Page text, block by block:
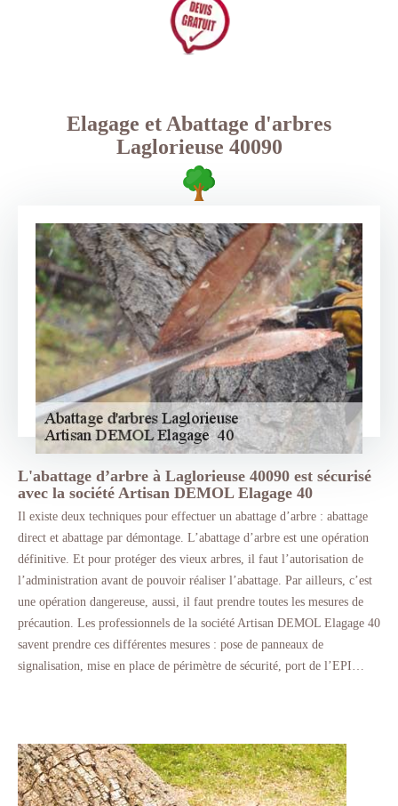
Elagage et Abattage d'arbres
Laglorieuse 40090
L'abattage d’arbre à Laglorieuse 40090 est sécurisé
avec la société Artisan DEMOL Elagage 40
Il existe deux techniques pour effectuer un abattage d’arbre : abattage
direct et abattage par démontage. L’abattage d’arbre est une opération
définitive. Et pour protéger des vieux arbres, il faut l’autorisation de
l’administration avant de pouvoir réaliser l’abattage. Par ailleurs, c’est
une opération dangereuse, aussi, il faut prendre toutes les mesures de
précaution. Les professionnels de la société Artisan DEMOL Elagage 40
savent prendre ces différentes mesures : pose de panneaux de
signalisation, mise en place de périmètre de sécurité, port de l’EPI…